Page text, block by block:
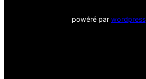
powéré par wordpress